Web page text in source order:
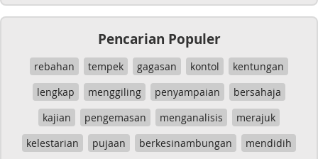
Pencarian Populer
rebahan tempek gagasan kontol
kentungan
lengkap
menggiling penyampaian
bersahaja
kajian
pengemasan menganalisis
merajuk
kelestarian
pujaan berkesinambungan
mendidih